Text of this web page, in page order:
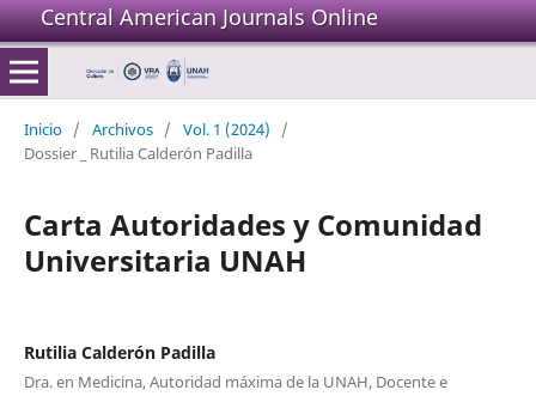
Central American Journals Online
Inicio / Archivos / Vol. 1 (2024)
/
Dossier _ Rutilia Calderón Padilla
Carta Autoridades y Comunidad
Universitaria UNAH
Rutilia Calderón Padilla
Dra. en Medicina, Autoridad máxima de la UNAH, Docente e